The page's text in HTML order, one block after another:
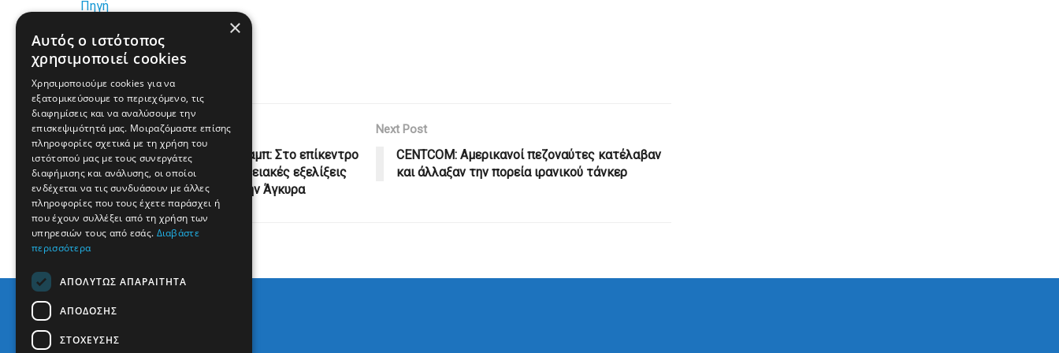
Πηγή
www.enikos.gr
Previous Post
Επικοινωνία Ερντογάν-Τραμπ: Στο επίκεντρο
διμερείς σχέσεις, περιφερειακές εξελίξεις
και Σύνοδος του ΝΑΤΟ στην Άγκυρα
Next Post
CENTCOM: Αμερικανοί πεζοναύτες κατέλαβαν
και άλλαξαν την πορεία ιρανικού τάνκερ
×
Αυτός ο ιστότοπος
χρησιμοποιεί cookies
Χρησιμοποιούμε cookies για να
εξατομικεύσουμε το περιεχόμενο, τις
διαφημίσεις και να αναλύσουμε την
επισκεψιμότητά μας. Μοιραζόμαστε επίσης
πληροφορίες σχετικά με τη χρήση του
ιστότοπού μας με τους συνεργάτες
διαφήμισης και ανάλυσης, οι οποίοι
ενδέχεται να τις συνδυάσουν με άλλες
πληροφορίες που τους έχετε παράσχει ή
που έχουν συλλέξει από τη χρήση των
υπηρεσιών τους από εσάς. Διαβάστε
περισσότερα
ΑΠΟΛΎΤΩΣ ΑΠΑΡΑΊΤΗΤΑ
ΑΠΌΔΟΣΗΣ
ΣΤΌΧΕΥΣΗΣ